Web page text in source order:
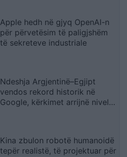
Apple hedh në gjyq OpenAI-n
për përvetësim të paligjshëm
të sekreteve industriale
Ndeshja Argjentinë–Egjipt
vendos rekord historik në
Google, kërkimet arrijnë nivele
Kina zbulon robotë humanoidë
tepër realistë, të projektuar për